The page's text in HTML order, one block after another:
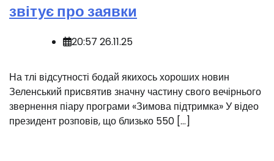
звітує про заявки
20:57 26.11.25
На тлі відсутності бодай якихось хороших новин
Зеленський присвятив значну частину свого вечірнього
звернення піару програми «Зимова підтримка» У відео
президент розповів, що близько 550 […]